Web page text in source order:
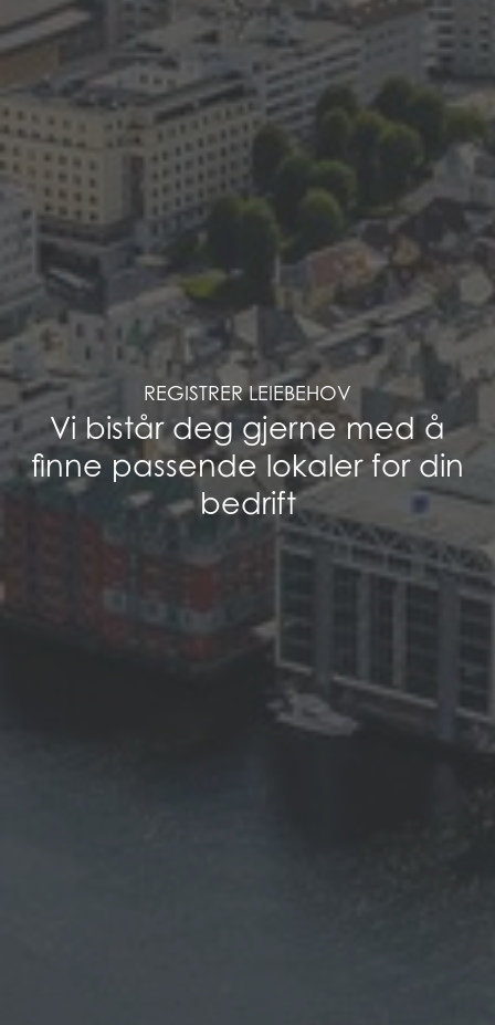
REGISTRER LEIEBEHOV
Vi bistår deg gjerne med å
finne passende lokaler for din
bedrift